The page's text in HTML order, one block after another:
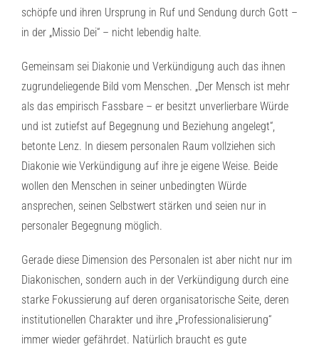
schöpfe und ihren Ursprung in Ruf und Sendung durch Gott –
in der „Missio Dei“ – nicht lebendig halte.
Gemeinsam sei Diakonie und Verkündigung auch das ihnen
zugrundeliegende Bild vom Menschen. „Der Mensch ist mehr
als das empirisch Fassbare – er besitzt unverlierbare Würde
und ist zutiefst auf Begegnung und Beziehung angelegt“,
betonte Lenz. In diesem personalen Raum vollziehen sich
Diakonie wie Verkündigung auf ihre je eigene Weise. Beide
wollen den Menschen in seiner unbedingten Würde
ansprechen, seinen Selbstwert stärken und seien nur in
personaler Begegnung möglich.
Gerade diese Dimension des Personalen ist aber nicht nur im
Diakonischen, sondern auch in der Verkündigung durch eine
starke Fokussierung auf deren organisatorische Seite, deren
institutionellen Charakter und ihre „Professionalisierung“
immer wieder gefährdet. Natürlich braucht es gute